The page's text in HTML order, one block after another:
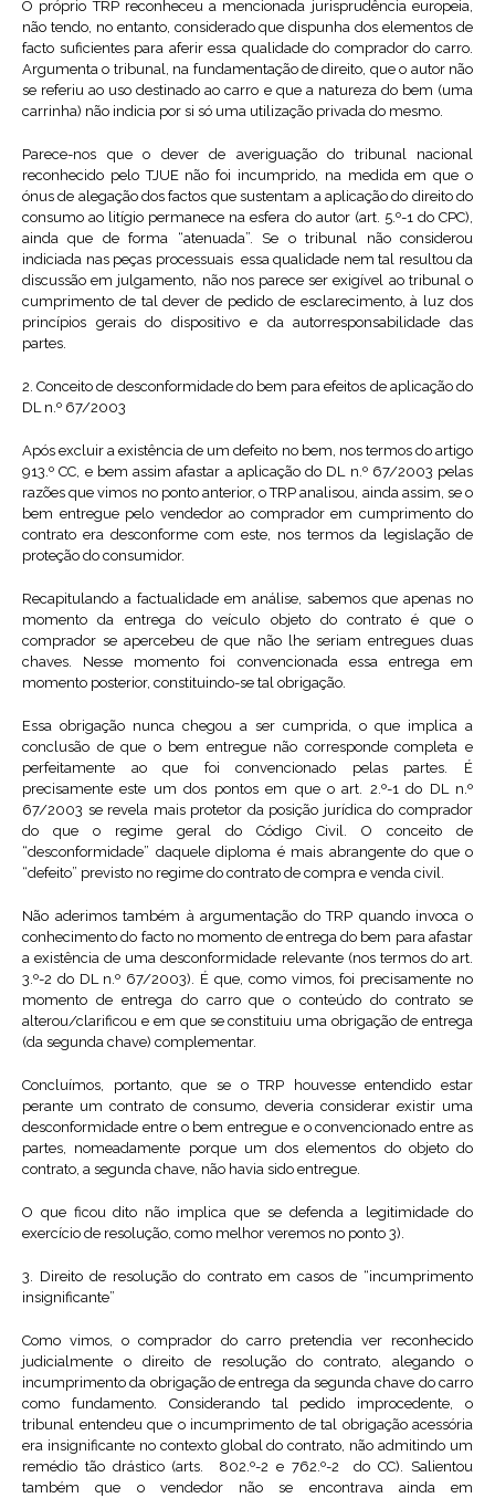
O próprio TRP reconheceu a mencionada jurisprudência europeia,
não tendo, no entanto, considerado que dispunha dos elementos de
facto suficientes para aferir essa qualidade do comprador do carro.
Argumenta o tribunal, na fundamentação de direito, que o autor não
se referiu ao uso destinado ao carro e que a natureza do bem (uma
carrinha) não indicia por si só uma utilização privada do mesmo.
Parece-nos que o dever de averiguação do tribunal nacional
reconhecido pelo TJUE não foi incumprido, na medida em que o
ónus de alegação dos factos que sustentam a aplicação do direito do
consumo ao litígio permanece na esfera do autor (art. 5.º-1 do CPC),
ainda que de forma “atenuada”. Se o tribunal não considerou
indiciada nas peças processuais essa qualidade nem tal resultou da
discussão em julgamento, não nos parece ser exigível ao tribunal o
cumprimento de tal dever de pedido de esclarecimento, à luz dos
princípios gerais do dispositivo e da autorresponsabilidade das
partes.
2. Conceito de desconformidade do bem para efeitos de aplicação do
DL n.º 67/2003
Após excluir a existência de um defeito no bem, nos termos do artigo
913.º CC, e bem assim afastar a aplicação do DL n.º 67/2003 pelas
razões que vimos no ponto anterior, o TRP analisou, ainda assim, se o
bem entregue pelo vendedor ao comprador em cumprimento do
contrato era desconforme com este, nos termos da legislação de
proteção do consumidor.
Recapitulando a factualidade em análise, sabemos que apenas no
momento da entrega do veículo objeto do contrato é que o
comprador se apercebeu de que não lhe seriam entregues duas
chaves. Nesse momento foi convencionada essa entrega em
momento posterior, constituindo-se tal obrigação.
Essa obrigação nunca chegou a ser cumprida, o que implica a
conclusão de que o bem entregue não corresponde completa e
perfeitamente ao que foi convencionado pelas partes. É
precisamente este um dos pontos em que o art. 2.º-1 do DL n.º
67/2003 se revela mais protetor da posição jurídica do comprador
do que o regime geral do Código Civil. O conceito de
“desconformidade” daquele diploma é mais abrangente do que o
“defeito” previsto no regime do contrato de compra e venda civil.
Não aderimos também à argumentação do TRP quando invoca o
conhecimento do facto no momento de entrega do bem para afastar
a existência de uma desconformidade relevante (nos termos do art.
3.º-2 do DL n.º 67/2003). É que, como vimos, foi precisamente no
momento de entrega do carro que o conteúdo do contrato se
alterou/clarificou e em que se constituiu uma obrigação de entrega
(da segunda chave) complementar.
Concluímos, portanto, que se o TRP houvesse entendido estar
perante um contrato de consumo, deveria considerar existir uma
desconformidade entre o bem entregue e o convencionado entre as
partes, nomeadamente porque um dos elementos do objeto do
contrato, a segunda chave, não havia sido entregue.
O que ficou dito não implica que se defenda a legitimidade do
exercício de resolução, como melhor veremos no ponto 3).
3. Direito de resolução do contrato em casos de “incumprimento
insignificante”
Como vimos, o comprador do carro pretendia ver reconhecido
judicialmente o direito de resolução do contrato, alegando o
incumprimento da obrigação de entrega da segunda chave do carro
como fundamento. Considerando tal pedido improcedente, o
tribunal entendeu que o incumprimento de tal obrigação acessória
era insignificante no contexto global do contrato, não admitindo um
remédio tão drástico (arts. 802.º-2 e 762.º-2 do CC). Salientou
também que o vendedor não se encontrava ainda em